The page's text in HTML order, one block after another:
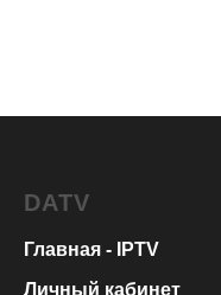
DATV
Главная - IPTV
Личный кабинет